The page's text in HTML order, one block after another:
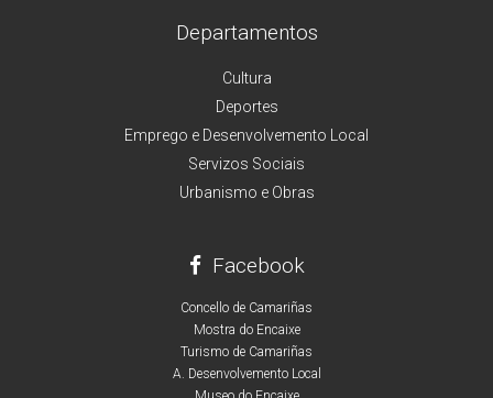
Departamentos
Cultura
Deportes
Emprego e Desenvolvemento Local
Servizos Sociais
Urbanismo e Obras
Facebook
Concello de Camariñas
Mostra do Encaixe
Turismo de Camariñas
A. Desenvolvemento Local